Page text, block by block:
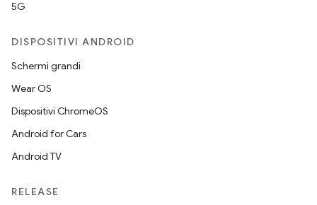
5G
DISPOSITIVI ANDROID
Schermi grandi
Wear OS
Dispositivi ChromeOS
Android for Cars
Android TV
RELEASE